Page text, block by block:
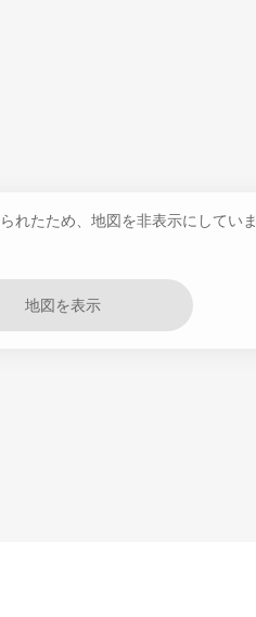
れたため、地図を非表示にしていま
地図を表示